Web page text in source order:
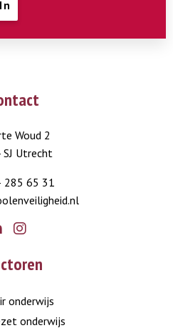
Woud 2
Utrecht
285 65 31
onderwijs
onderwijs